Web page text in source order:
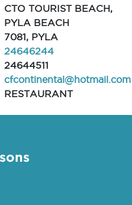
CTO TOURIST BEACH,
PYLA BEACH
7081, PYLA
24646244
24644511
cfcontinental@hotmail.com
RESTAURANT